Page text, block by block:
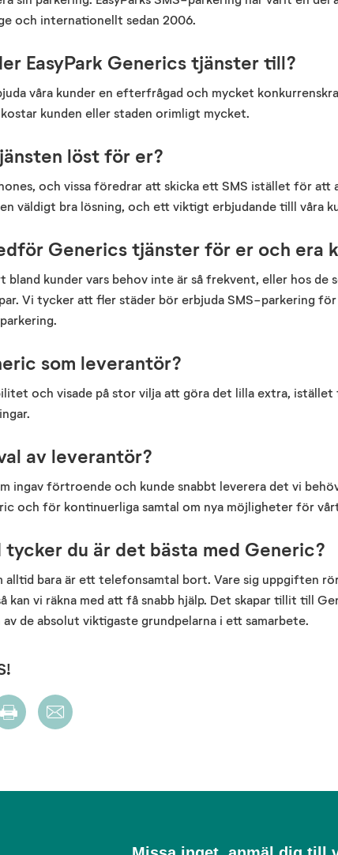
och internationellt sedan 2006.
EasyPark Generics tjänster till?
våra kunder en efterfrågad och mycket
kunden eller staden orimligt mycket.
löst för er?
och vissa föredrar att skicka ett SMS istället för att
väldigt bra lösning, och ett viktigt erbjudande tilll våra
Generics tjänster för er och era
kunder vars behov inte är så frekvent, eller hos de
Vi tycker att fler städer bör erbjuda SMS-parkering
som leverantör?
och visade på stor vilja att göra det lilla extra,
av leverantör?
ingav förtroende och kunde snabbt leverera det vi
och för kontinuerliga samtal om nya möjligheter för
du är det bästa med Generic?
bara är ett telefonsamtal bort. Vare sig uppgiften rör
kan vi räkna med att få snabb hjälp. Det skapar tillit till
de absolut viktigaste grundpelarna i ett samarbete.
Missa